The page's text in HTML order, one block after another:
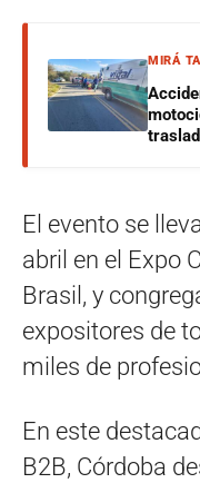
MIRÁ
El evento se
abril en el Expo
Brasil, y
expositores de
miles de
En este
B2B, Córdoba